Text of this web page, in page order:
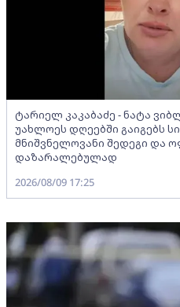
ტარიელ კაკაბაძე - ნატა
უახლოეს დღეებში გაიგებს
მნიშვნელოვანი შედეგი და
დაზარალებულად
2026/08/09 17:25